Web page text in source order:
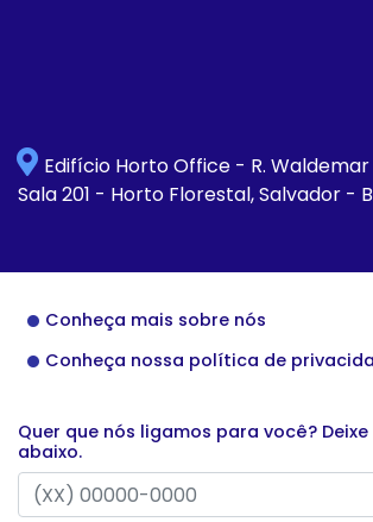
Edifício Horto Office - R.
Sala 201 - Horto Florestal, Salvador -
Conheça mais sobre nós
Conheça nossa política de
Quer que nós ligamos para você?
abaixo.